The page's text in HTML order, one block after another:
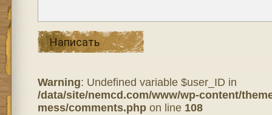
Написать
Warning: Undefined variable $user_ID in
/data/site/nemcd.com/www/wp-content/
mess/comments.phpon line 108